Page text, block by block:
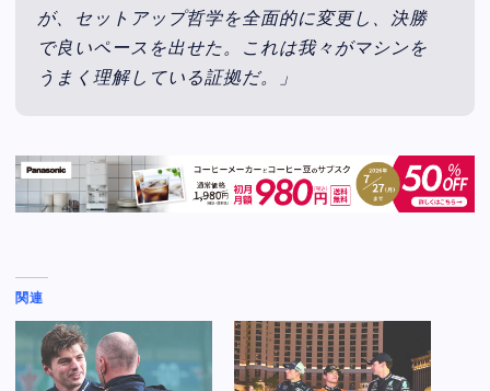
が、セットアップ哲学を全面的に変更し、決勝
で良いペースを出せた。これは我々がマシンを
うまく理解している証拠だ。」
関連